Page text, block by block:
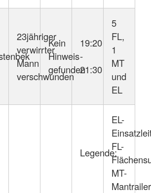
23jähriger
verwirrter
Mann
verschwunden
Kein
Hinweis
gefunden
19:20
-
21:30
5
FL,
1
MT
und
EL
Legende:
EL-
FL-
MT-